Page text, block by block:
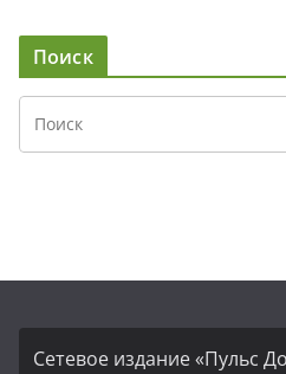
Поиск
Сетевое издание «Пульс